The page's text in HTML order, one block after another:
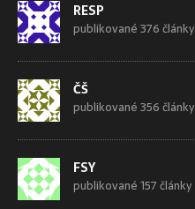
RESP
publikované 376 články
ČŠ
publikované 356 články
FSY
publikované 157 články